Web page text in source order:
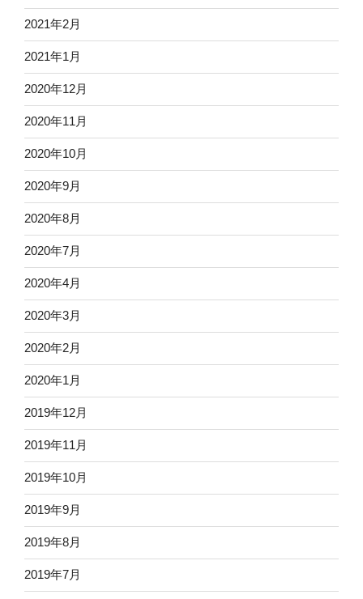
2021年2月
2021年1月
2020年12月
2020年11月
2020年10月
2020年9月
2020年8月
2020年7月
2020年4月
2020年3月
2020年2月
2020年1月
2019年12月
2019年11月
2019年10月
2019年9月
2019年8月
2019年7月